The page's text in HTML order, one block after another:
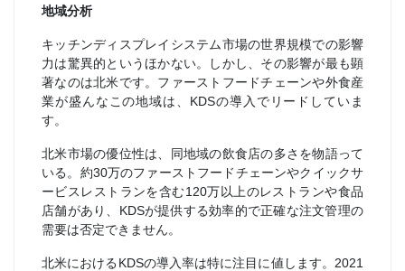
地域分析
キッチンディスプレイシステム市場の世界規模での影響
力は驚異的というほかない。しかし、その影響が最も顕
著なのは北米です。ファーストフードチェーンや外食産
業が盛んなこの地域は、KDSの導入でリードしていま
す。
北米市場の優位性は、同地域の飲食店の多さを物語って
いる。約30万のファーストフードチェーンやクイックサ
ービスレストランを含む120万以上のレストランや食品
店舗があり、KDSが提供する効率的で正確な注文管理の
需要は否定できません。
北米におけるKDSの導入率は特に注目に値します。2021